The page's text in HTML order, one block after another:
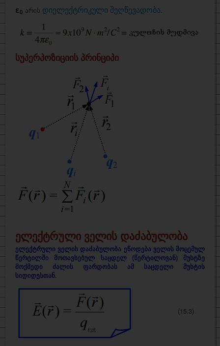
ε0 არის დიელექტრიკული შეღწევადობა.
სუპერპოზიციის პრინციპი
ელექტრული ველის დაძაბულობა
ელექტრული ველის დაძაბულობა ეწოდება ველის მოცემულ
წერტილში მოთავსებულ საცდელ (წერტილოვან) მუხტზე
მოქმედი ძალის ფარდობას ამ საცდელი მუხტის
სიდიდესთან.
(15.3)